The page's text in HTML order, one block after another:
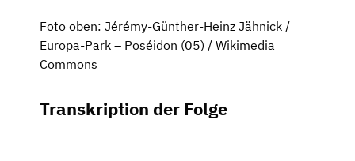
Foto oben: Jérémy-Günther-Heinz Jähnick /
Europa-Park – Poséidon (05) / Wikimedia
Commons
Transkription der Folge